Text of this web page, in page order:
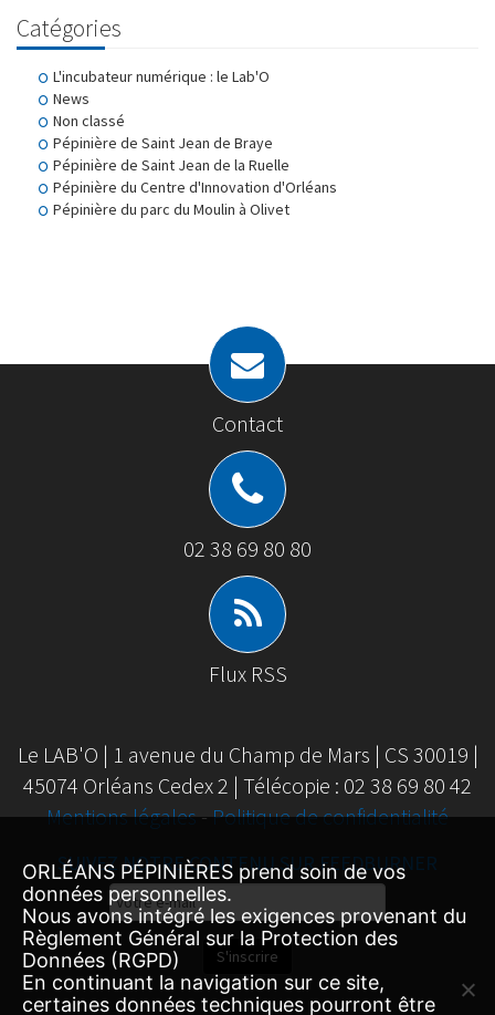
Catégories
L'incubateur numérique : le Lab'O
News
Non classé
Pépinière de Saint Jean de Braye
Pépinière de Saint Jean de la Ruelle
Pépinière du Centre d'Innovation d'Orléans
Pépinière du parc du Moulin à Olivet
Contact
02 38 69 80 80
Flux RSS
Le LAB'O | 1 avenue du Champ de Mars | CS 30019 |
45074 Orléans Cedex 2 | Télécopie : 02 38 69 80 42
Mentions légales-Politique de confidentialité
SUIVEZ NOTRE CONTENU SUR FEEDBURNER
Email
Subscription
S'inscrire
ORLÉANS PÉPINIÈRES prend soin de vos
données personnelles.
Nous avons intégré les exigences provenant du
Règlement Général sur la Protection des
Données (RGPD)
En continuant la navigation sur ce site,
certaines données techniques pourront être